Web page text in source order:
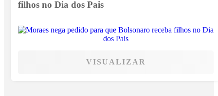
filhos no Dia dos Pais
VISUALIZAR